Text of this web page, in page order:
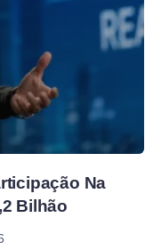
Na
Bilhão